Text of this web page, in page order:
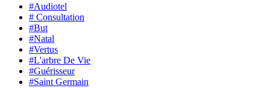
#Audiotel
# Consultation
#But
#Natal
#Vertus
#L'arbre De Vie
#Guérisseur
#Saint Germain